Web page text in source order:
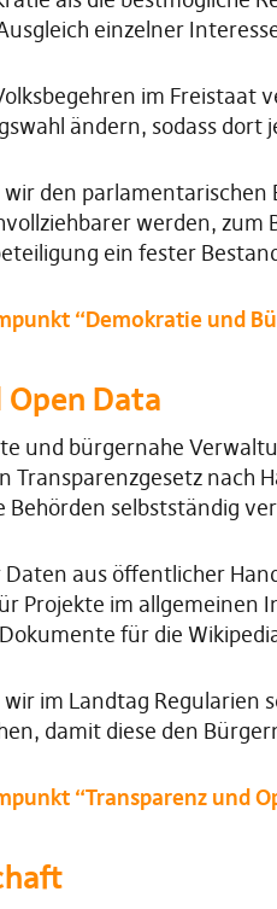
einzelner
im Freistaat
ändern, sodass dort
den
werden,
ein fester
“Demokratie und
Open Data
und bürgernahe
Transparenzgesetz nach
selbstständig
aus öffentlicher
Projekte im allgemeinen
für die
im Landtag
damit diese den
“Transparenz und